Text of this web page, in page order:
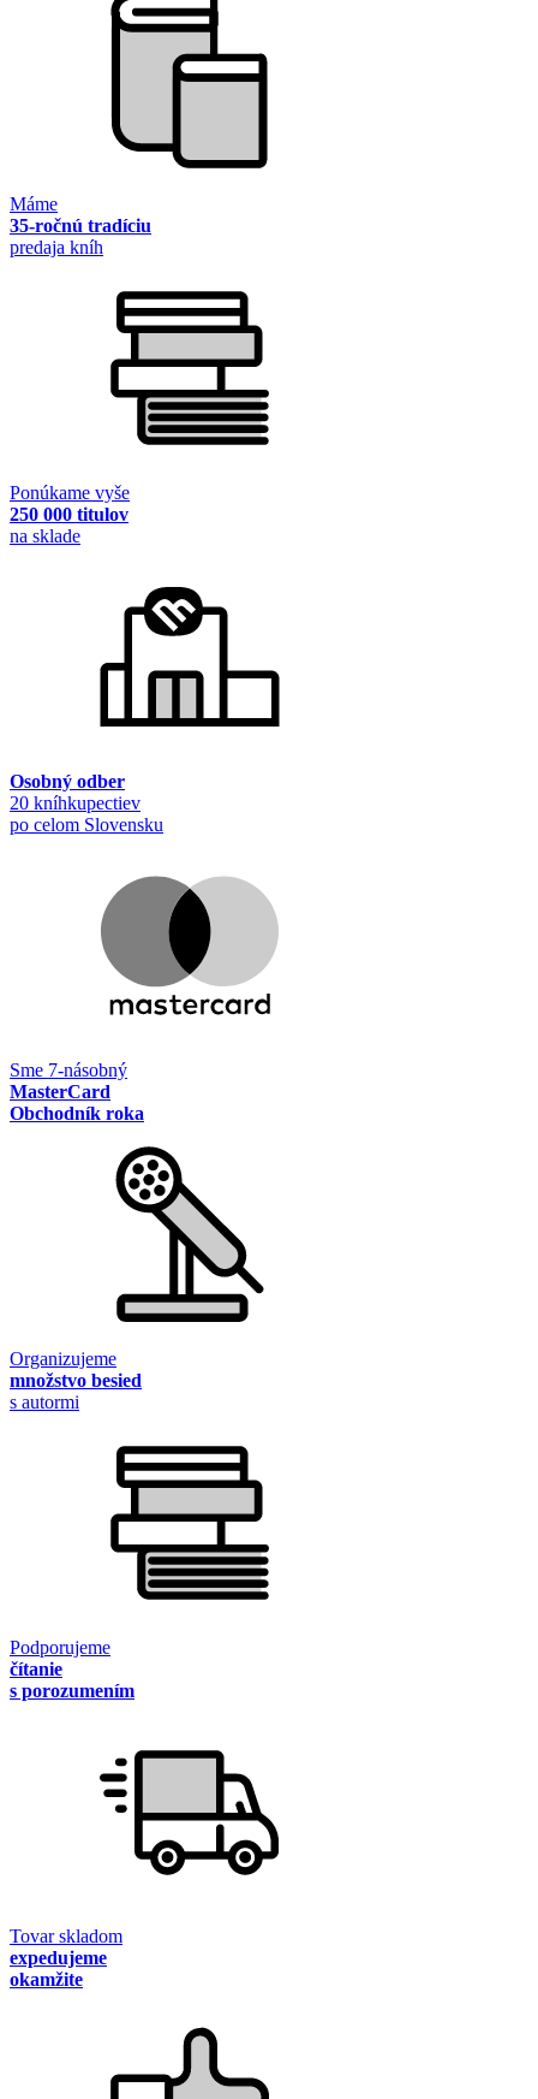
Máme
35-ročnú tradíciu
predaja kníh
Ponúkame vyše
250 000 titulov
na sklade
Osobný odber
20 kníhkupectiev
po celom Slovensku
Sme 7-násobný
MasterCard
Obchodník roka
Organizujeme
množstvo besied
s autormi
Podporujeme
čítanie
s porozumením
Tovar skladom
expedujeme
okamžite